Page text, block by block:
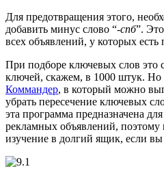
Для предотвращения этого,
добавить минус слово “-спб”.
всех объявлений, у которых есть
При подборе ключевых слов это
ключей, скажем, в 1000 штук. Но
Коммандер, в который можно
убрать пересечение ключевых
эта программа предназначена
рекламных объявлений, поэтому
изучение в долгий ящик, если вы